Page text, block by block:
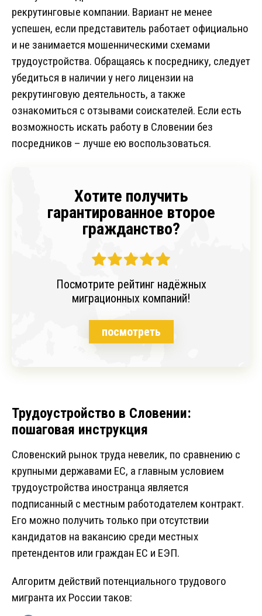
рекрутинговые компании. Вариант не менее
успешен, если представитель работает официально
и не занимается мошенническими схемами
трудоустройства. Обращаясь к посреднику, следует
убедиться в наличии у него лицензии на
рекрутинговую деятельность, а также
ознакомиться с отзывами соискателей. Если есть
возможность искать работу в Словении без
посредников – лучше ею воспользоваться.
Хотите получить
гарантированное второе
гражданство?
Посмотрите рейтинг надёжных
миграционных компаний!
посмотреть
Трудоустройство в Словении:
пошаговая инструкция
Словенский рынок труда невелик, по сравнению с
крупными державами ЕС, а главным условием
трудоустройства иностранца является
подписанный с местным работодателем контракт.
Его можно получить только при отсутствии
кандидатов на вакансию среди местных
претендентов или граждан ЕС и ЕЭП.
Алгоритм действий потенциального трудового
мигранта их России таков: